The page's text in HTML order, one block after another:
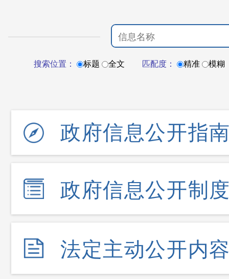
搜索位置： 标题 全文 匹配度： 精准 模糊
政府信息公开指
政府信息公开制
法定主动公开内